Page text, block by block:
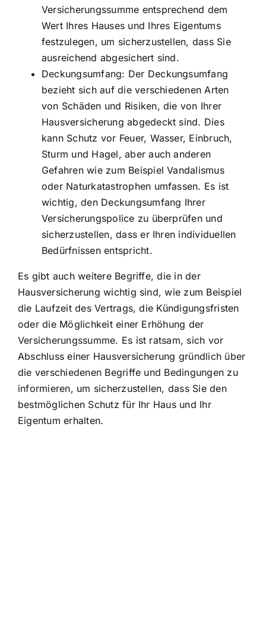
Versicherungssumme entsprechend dem
Wert Ihres Hauses und Ihres Eigentums
festzulegen, um sicherzustellen, dass Sie
ausreichend abgesichert sind.
Deckungsumfang: Der Deckungsumfang
bezieht sich auf die verschiedenen Arten
von Schäden und Risiken, die von Ihrer
Hausversicherung abgedeckt sind. Dies
kann Schutz vor Feuer, Wasser, Einbruch,
Sturm und Hagel, aber auch anderen
Gefahren wie zum Beispiel Vandalismus
oder Naturkatastrophen umfassen. Es ist
wichtig, den Deckungsumfang Ihrer
Versicherungspolice zu überprüfen und
sicherzustellen, dass er Ihren individuellen
Bedürfnissen entspricht.
Es gibt auch weitere Begriffe, die in der
Hausversicherung wichtig sind, wie zum Beispiel
die Laufzeit des Vertrags, die Kündigungsfristen
oder die Möglichkeit einer Erhöhung der
Versicherungssumme. Es ist ratsam, sich vor
Abschluss einer Hausversicherung gründlich über
die verschiedenen Begriffe und Bedingungen zu
informieren, um sicherzustellen, dass Sie den
bestmöglichen Schutz für Ihr Haus und Ihr
Eigentum erhalten.